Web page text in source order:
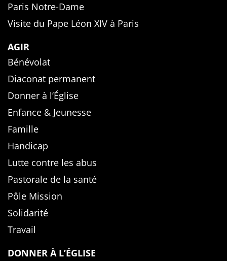
Paris Notre-Dame
Visite du Pape Léon XIV à Paris
AGIR
Bénévolat
Diaconat permanent
Donner à l’Église
Enfance & Jeunesse
Famille
Handicap
Lutte contre les abus
Pastorale de la santé
Pôle Mission
Solidarité
Travail
DONNER À L’ÉGLISE